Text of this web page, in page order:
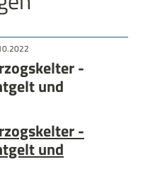
-
und
-
und